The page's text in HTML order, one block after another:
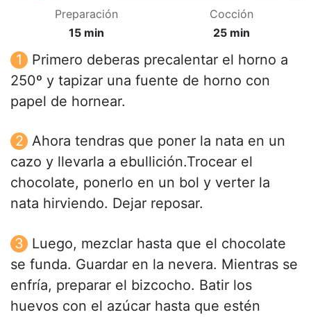
Preparación
15 min
Cocción
25 min
Primero deberas precalentar el horno a
250º y tapizar una fuente de horno con
papel de hornear.
Ahora tendras que poner la nata en un
cazo y llevarla a ebullición.Trocear el
chocolate, ponerlo en un bol y verter la
nata hirviendo. Dejar reposar.
Luego, mezclar hasta que el chocolate
se funda. Guardar en la nevera. Mientras se
enfría, preparar el bizcocho. Batir los
huevos con el azúcar hasta que estén